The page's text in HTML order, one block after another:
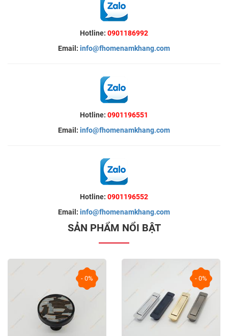
Hotline: 0901186992
Email: info@fhomenamkhang.com
Hotline: 0901196551
Email: info@fhomenamkhang.com
Hotline: 0901196552
Email: info@fhomenamkhang.com
SẢN PHẨM NỔI BẬT
- 0% - 0%